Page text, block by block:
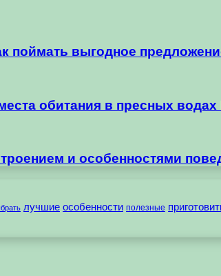
поймать выгодное
обитания в пресных
и особенностями
лучшие особенности полезные